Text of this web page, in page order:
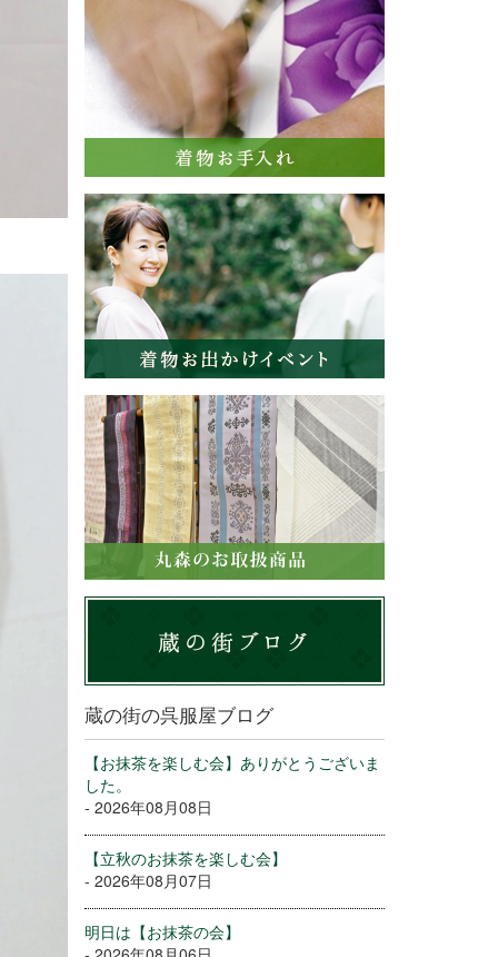
蔵の街の呉服屋ブログ
【お抹茶を楽しむ会】ありがとうございま
した。
- 2026年08月08日
【立秋のお抹茶を楽しむ会】
- 2026年08月07日
明日は【お抹茶の会】